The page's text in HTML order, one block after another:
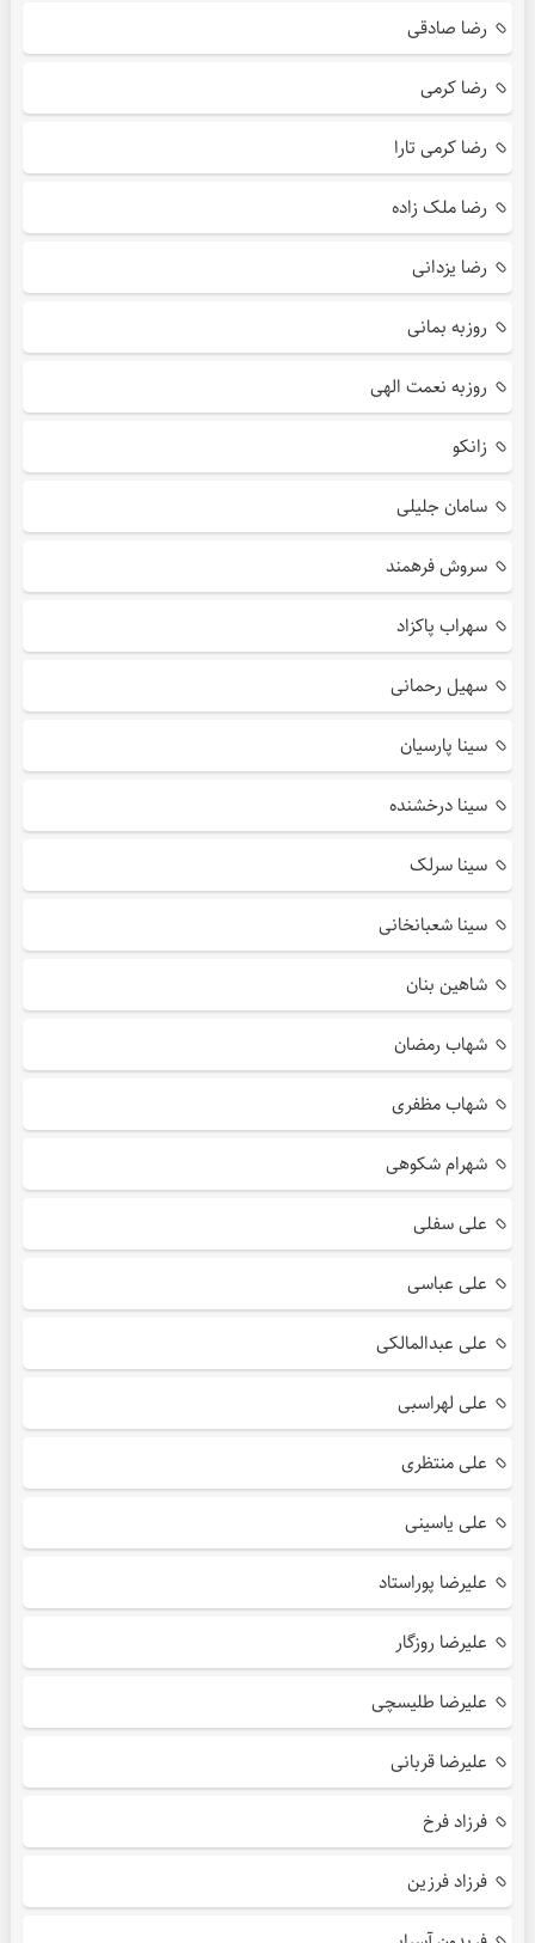
رضا صادقی
رضا کرمی
رضا کرمی تارا
رضا ملک زاده
رضا یزدانی
روزبه بمانی
روزبه نعمت الهی
زانکو
سامان جلیلی
سروش فرهمند
سهراب پاکزاد
سهیل رحمانی
سینا پارسیان
سینا درخشنده
سینا سرلک
سینا شعبانخانی
شاهین بنان
شهاب رمضان
شهاب مظفری
شهرام شکوهی
علی سفلی
علی عباسی
علی عبدالمالکی
علی لهراسبی
علی منتظری
علی یاسینی
علیرضا پوراستاد
علیرضا روزگار
علیرضا طلیسچی
علیرضا قربانی
فرزاد فرخ
فرزاد فرزین